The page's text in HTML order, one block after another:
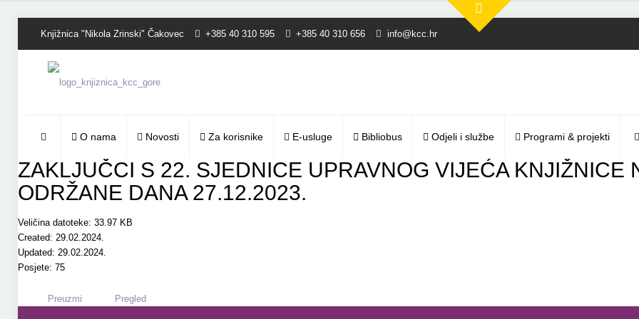
Knjižnica "Nikola Zrinski" Čakovec +385 40 310 595 +385 40 310 656 info@kcc.hr
O nama Novosti Za korisnike E-usluge Bibliobus Odjeli i službe Programi & projekti
ZAKLJUČCI S 22. SJEDNICE UPRAVNOG VIJEĆA KNJIŽNICE
ODRŽANE DANA 27.12.2023.
Veličina datoteke: 33.97 KB
Created: 29.02.2024.
Updated: 29.02.2024.
Posjete: 75
Preuzmi Pregled